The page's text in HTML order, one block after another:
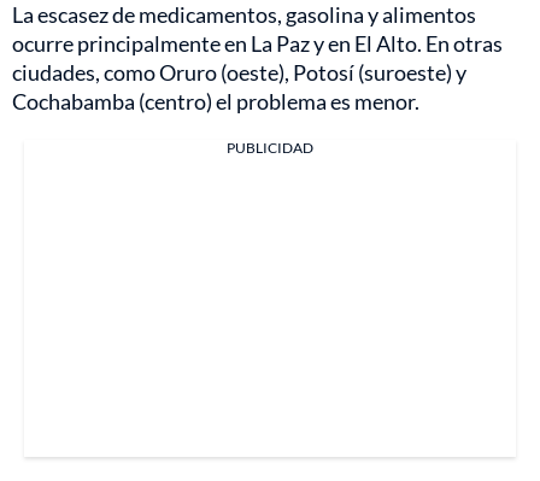
La escasez de medicamentos, gasolina y alimentos
ocurre principalmente en La Paz y en El Alto. En otras
ciudades, como Oruro (oeste), Potosí (suroeste) y
Cochabamba (centro) el problema es menor.
PUBLICIDAD